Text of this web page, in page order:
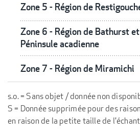
Zone 5 - Région de
Zone 6 - Région de Bathurst
Péninsule acadienne
Zone 7 - Région de Miramichi
s.o. = Sans objet / donnée non
S = Donnée supprimée pour des
en raison de la petite taille de